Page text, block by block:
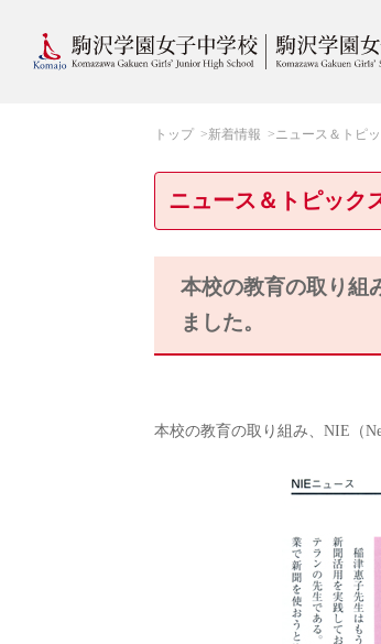
トップ 新着情報 ニュース＆トピ
ニュース＆トピック
本校の教育の取り組
ました。
本校の教育の取り組み、NIE（